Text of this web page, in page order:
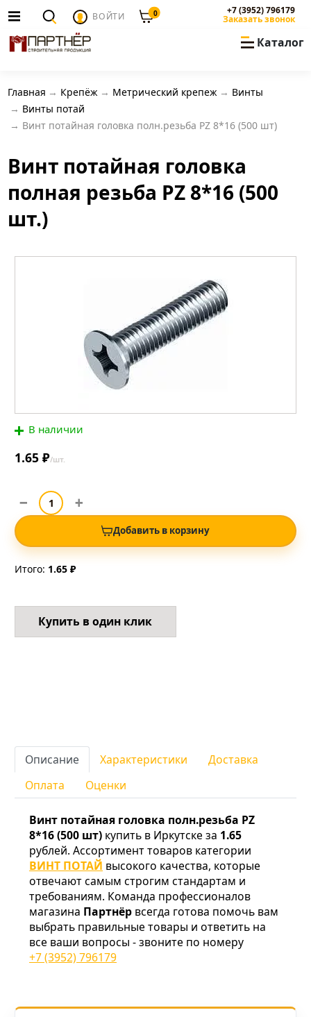
ВОЙТИ 0 +7 (3952) 796179
Заказать звонок
Каталог
Главная Крепёж Метрический крепеж
Винты
Винты потай
Винт потайная головка полн.резьба PZ 8*16 (500 шт)
Винт потайная головка
полная резьба PZ 8*16 (500
шт.)
В наличии
1.65 ₽/шт.
Добавить в корзину
Итого: 1.65 ₽
Купить в один клик
Описание Характеристики
Доставка
Оплата
Оценки
Винт потайная головка полн.резьба PZ
8*16 (500 шт) купить в Иркутске за 1.65
рублей. Ассортимент товаров категории
ВИНТ ПОТАЙ высокого качества, которые
отвечают самым строгим стандартам и
требованиям. Команда профессионалов
магазина Партнёр всегда готова помочь вам
выбрать правильные товары и ответить на
все ваши вопросы - звоните по номеру
+7 (3952) 796179